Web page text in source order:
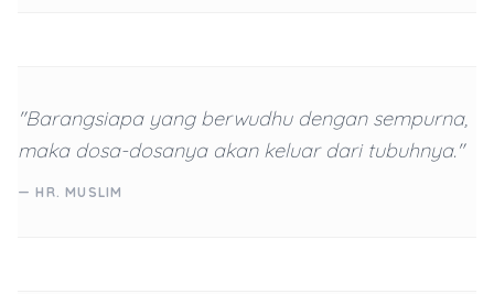
"Barangsiapa yang berwudhu dengan sempurna,
maka dosa-dosanya akan keluar dari tubuhnya."
— HR. MUSLIM